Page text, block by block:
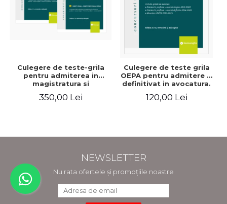
Culegere de teste-grila
pentru admiterea in
magistratura si
revizuita si adaugita -
350,00 Lei
Culegere de teste grila
OEPA pentru admitere si
definitivat in avocatura.
variantelor de raspuns.
120,00 Lei
NEWSLETTER
Nu rata ofertele și promoțiile noastre